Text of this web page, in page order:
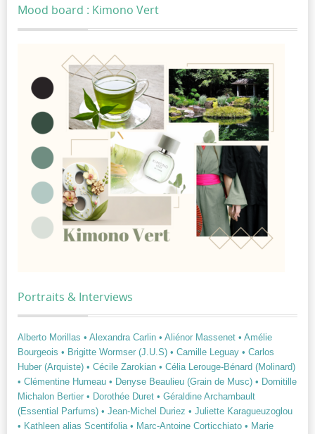
Mood board : Kimono Vert
Portraits & Interviews
Alberto Morillas • Alexandra Carlin • Aliénor Massenet • Amélie
Bourgeois • Brigitte Wormser (J.U.S) • Camille Leguay • Carlos
Huber (Arquiste) • Cécile Zarokian • Célia Lerouge-Bénard (Molinard)
• Clémentine Humeau • Denyse Beaulieu (Grain de Musc) • Domitille
Michalon Bertier • Dorothée Duret • Géraldine Archambault
(Essential Parfums) • Jean-Michel Duriez • Juliette Karagueuzoglou
• Kathleen alias Scentifolia • Marc-Antoine Corticchiato • Marie